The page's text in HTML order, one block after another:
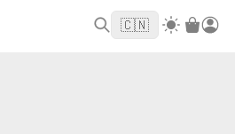
用优惠码 WELCOME2026
首单立
🇨🇳